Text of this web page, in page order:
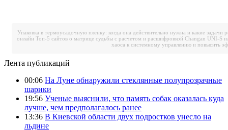
Упаковка в термоусадочную пленку: когда она действительно нужна и какие задачи
онлайн Топ-5 сайтов о матрице судьбы с расчетом и расшифровкой Changan UNI-S
хаоса к системному управлению и повысить
Лента публикаций
00:06 На Луне обнаружили стеклянные полупрозрачные
шарики
19:56 Ученые выяснили, что память собак оказалась куда
лучше, чем предполагалось ранее
13:36 В Киевской области двух подростков унесло на
льдине